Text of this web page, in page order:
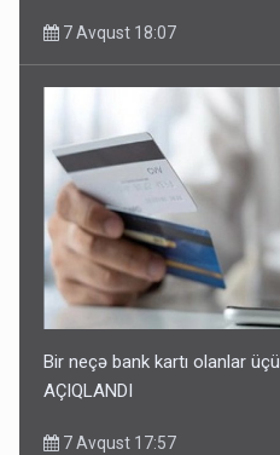
7 Avqust 18:07
Bir neçə bank kartı olanlar
AÇIQLANDI
7 Avqust 17:57